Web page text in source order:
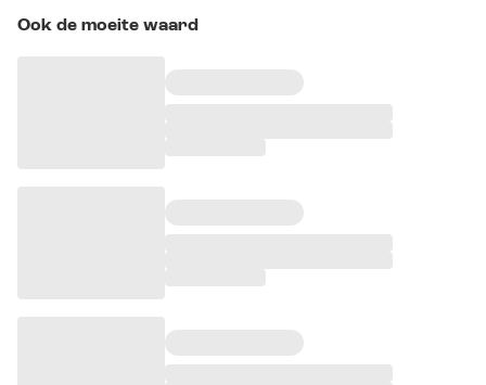
Ook de moeite waard